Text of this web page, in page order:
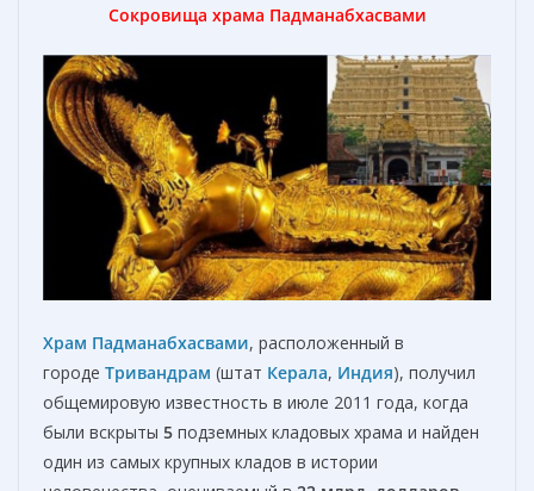
Сокровища храма Падманабхасвами
Храм Падманабхасвами, расположенный в
городе Тривандрам (штат Керала, Индия), получил
общемировую известность в июле 2011 года, когда
были вскрыты 5 подземных кладовых храма и найден
один из самых крупных кладов в истории